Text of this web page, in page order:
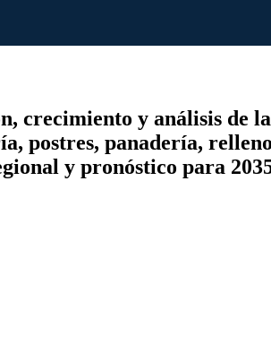
crecimiento y análisis de
postres, panadería,
y pronóstico para